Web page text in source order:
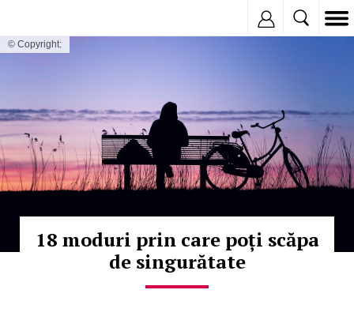
© Copyright:
18 moduri prin care poți scăpa
de singurătate